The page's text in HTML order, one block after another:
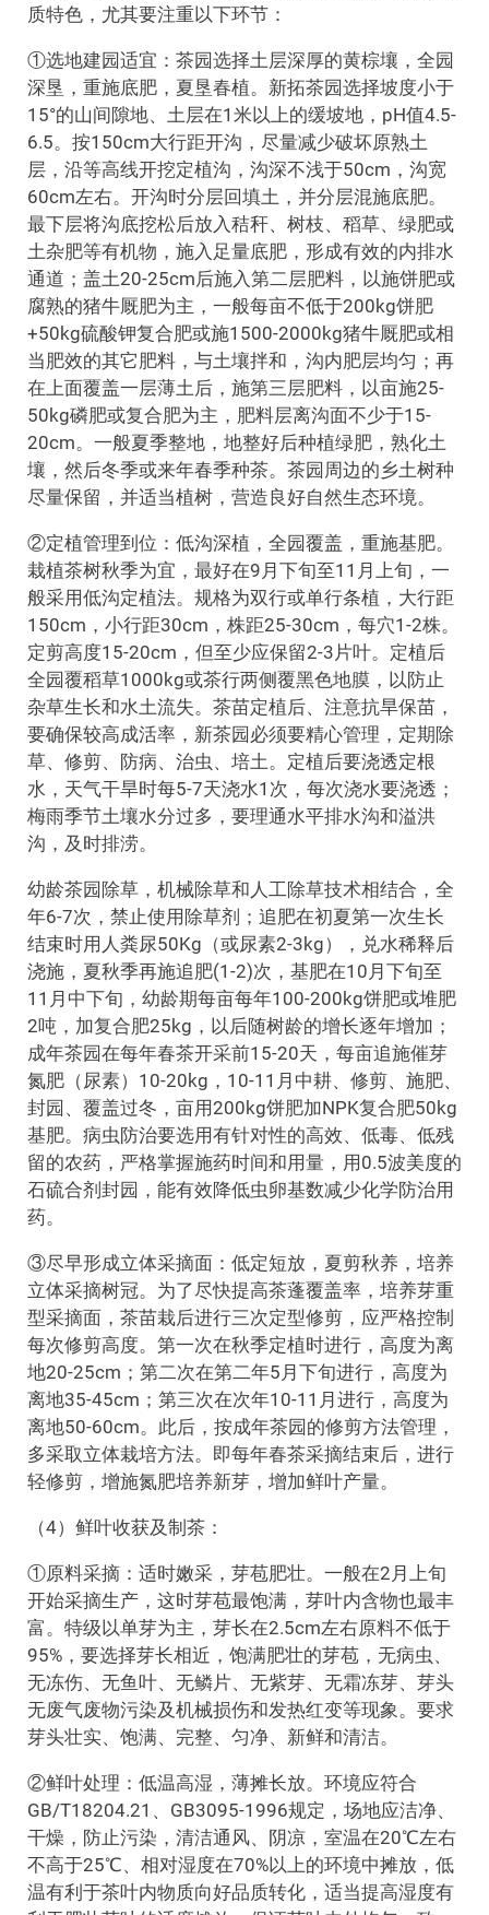
质特色，尤其要注重以下环节：
①选地建园适宜：茶园选择土层深厚的黄棕壤，全园
深垦，重施底肥，夏垦春植。新拓茶园选择坡度小于
15°的山间隙地、土层在1米以上的缓坡地，pH值4.5-
6.5。按150cm大行距开沟，尽量减少破坏原熟土
层，沿等高线开挖定植沟，沟深不浅于50cm，沟宽
60cm左右。开沟时分层回填土，并分层混施底肥。
最下层将沟底挖松后放入秸秆、树枝、稻草、绿肥或
土杂肥等有机物，施入足量底肥，形成有效的内排水
通道；盖土20-25cm后施入第二层肥料，以施饼肥或
腐熟的猪牛厩肥为主，一般每亩不低于200kg饼肥
+50kg硫酸钾复合肥或施1500-2000kg猪牛厩肥或相
当肥效的其它肥料，与土壤拌和，沟内肥层均匀；再
在上面覆盖一层薄土后，施第三层肥料，以亩施25-
50kg磷肥或复合肥为主，肥料层离沟面不少于15-
20cm。一般夏季整地，地整好后种植绿肥，熟化土
壤，然后冬季或来年春季种茶。茶园周边的乡土树种
尽量保留，并适当植树，营造良好自然生态环境。
②定植管理到位：低沟深植，全园覆盖，重施基肥。
栽植茶树秋季为宜，最好在9月下旬至11月上旬，一
般采用低沟定植法。规格为双行或单行条植，大行距
150cm，小行距30cm，株距25-30cm，每穴1-2株。
定剪高度15-20cm，但至少应保留2-3片叶。定植后
全园覆稻草1000kg或茶行两侧覆黑色地膜，以防止
杂草生长和水土流失。茶苗定植后、注意抗旱保苗，
要确保较高成活率，新茶园必须要精心管理，定期除
草、修剪、防病、治虫、培土。定植后要浇透定根
水，天气干旱时每5-7天浇水1次，每次浇水要浇透；
梅雨季节土壤水分过多，要理通水平排水沟和溢洪
沟，及时排涝。
幼龄茶园除草，机械除草和人工除草技术相结合，全
年6-7次，禁止使用除草剂；追肥在初夏第一次生长
结束时用人粪尿50Kg（或尿素2-3kg），兑水稀释后
浇施，夏秋季再施追肥(1-2)次，基肥在10月下旬至
11月中下旬，幼龄期每亩每年100-200kg饼肥或堆肥
2吨，加复合肥25kg，以后随树龄的增长逐年增加；
成年茶园在每年春茶开采前15-20天，每亩追施催芽
氮肥（尿素）10-20kg，10-11月中耕、修剪、施肥、
封园、覆盖过冬，亩用200kg饼肥加NPK复合肥50kg
基肥。病虫防治要选用有针对性的高效、低毒、低残
留的农药，严格掌握施药时间和用量，用0.5波美度的
石硫合剂封园，能有效降低虫卵基数减少化学防治用
药。
③尽早形成立体采摘面：低定短放，夏剪秋养，培养
立体采摘树冠。为了尽快提高茶蓬覆盖率，培养芽重
型采摘面，茶苗栽后进行三次定型修剪，应严格控制
每次修剪高度。第一次在秋季定植时进行，高度为离
地20-25cm；第二次在第二年5月下旬进行，高度为
离地35-45cm；第三次在次年10-11月进行，高度为
离地50-60cm。此后，按成年茶园的修剪方法管理，
多采取立体栽培方法。即每年春茶采摘结束后，进行
轻修剪，增施氮肥培养新芽，增加鲜叶产量。
（4）鲜叶收获及制茶：
①原料采摘：适时嫩采，芽苞肥壮。一般在2月上旬
开始采摘生产，这时芽苞最饱满，芽叶内含物也最丰
富。特级以单芽为主，芽长在2.5cm左右原料不低于
95%，要选择芽长相近，饱满肥壮的芽苞，无病虫、
无冻伤、无鱼叶、无鳞片、无紫芽、无霜冻芽、芽头
无废气废物污染及机械损伤和发热红变等现象。要求
芽头壮实、饱满、完整、匀净、新鲜和清洁。
②鲜叶处理：低温高湿，薄摊长放。环境应符合
GB/T18204.21、GB3095-1996规定，场地应洁净、
干燥，防止污染，清洁通风、阴凉，室温在20℃左右
不高于25℃、相对湿度在70%以上的环境中摊放，低
温有利于茶叶内物质向好品质转化，适当提高湿度有